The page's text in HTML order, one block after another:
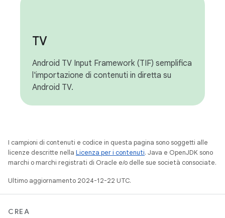
TV
Android TV Input Framework (TIF) semplifica
l'importazione di contenuti in diretta su
Android TV.
I campioni di contenuti e codice in questa pagina sono soggetti alle
licenze descritte nella Licenza per i contenuti. Java e OpenJDK sono
marchi o marchi registrati di Oracle e/o delle sue società consociate.
Ultimo aggiornamento 2024-12-22 UTC.
CREA